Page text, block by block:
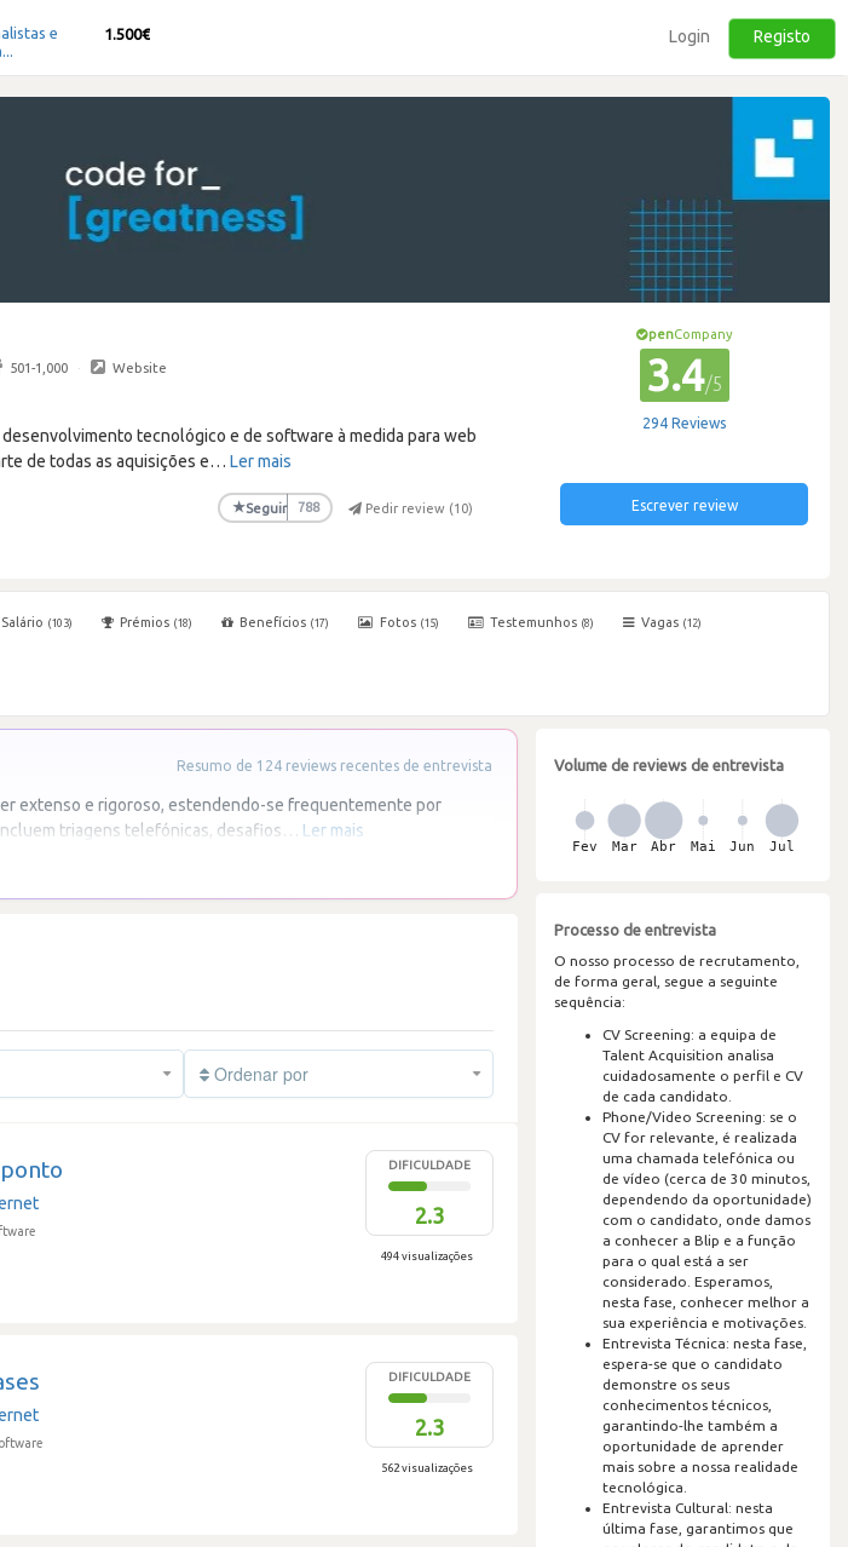
e
1.500€ Login Registo
501-1,000 · Website
tecnológico e de software à medida para web
de todas as aquisições e… Ler mais
★Seguir 788 Pedir review (10)
penCompany
3.4/5
294 Reviews
Escrever review
Salário (103) Prémios (18) Benefícios (17) Fotos (15) Testemunhos (8) Vagas (12)
Resumo de 124 reviews recentes de entrevista
extenso e rigoroso, estendendo-se frequentemente por
triagens telefónicas, desafios… Ler mais
Ordenar por
DIFICULDADE
2.3
494 visualizações
DIFICULDADE
2.3
562 visualizações
Volume de reviews de entrevista
Processo de entrevista
O nosso processo de recrutamento,
de forma geral, segue a seguinte
sequência:
CV Screening: a equipa de
Talent Acquisition analisa
cuidadosamente o perfil e CV
de cada candidato.
Phone/Video Screening: se o
CV for relevante, é realizada
uma chamada telefónica ou
de vídeo (cerca de 30 minutos,
dependendo da oportunidade)
com o candidato, onde damos
a conhecer a Blip e a função
para o qual está a ser
considerado. Esperamos,
nesta fase, conhecer melhor a
sua experiência e motivações.
Entrevista Técnica: nesta fase,
espera-se que o candidato
demonstre os seus
conhecimentos técnicos,
garantindo-lhe também a
oportunidade de aprender
mais sobre a nossa realidade
tecnológica.
Entrevista Cultural: nesta
última fase, garantimos que